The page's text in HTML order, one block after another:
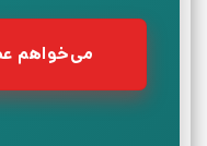
می‌خواهم